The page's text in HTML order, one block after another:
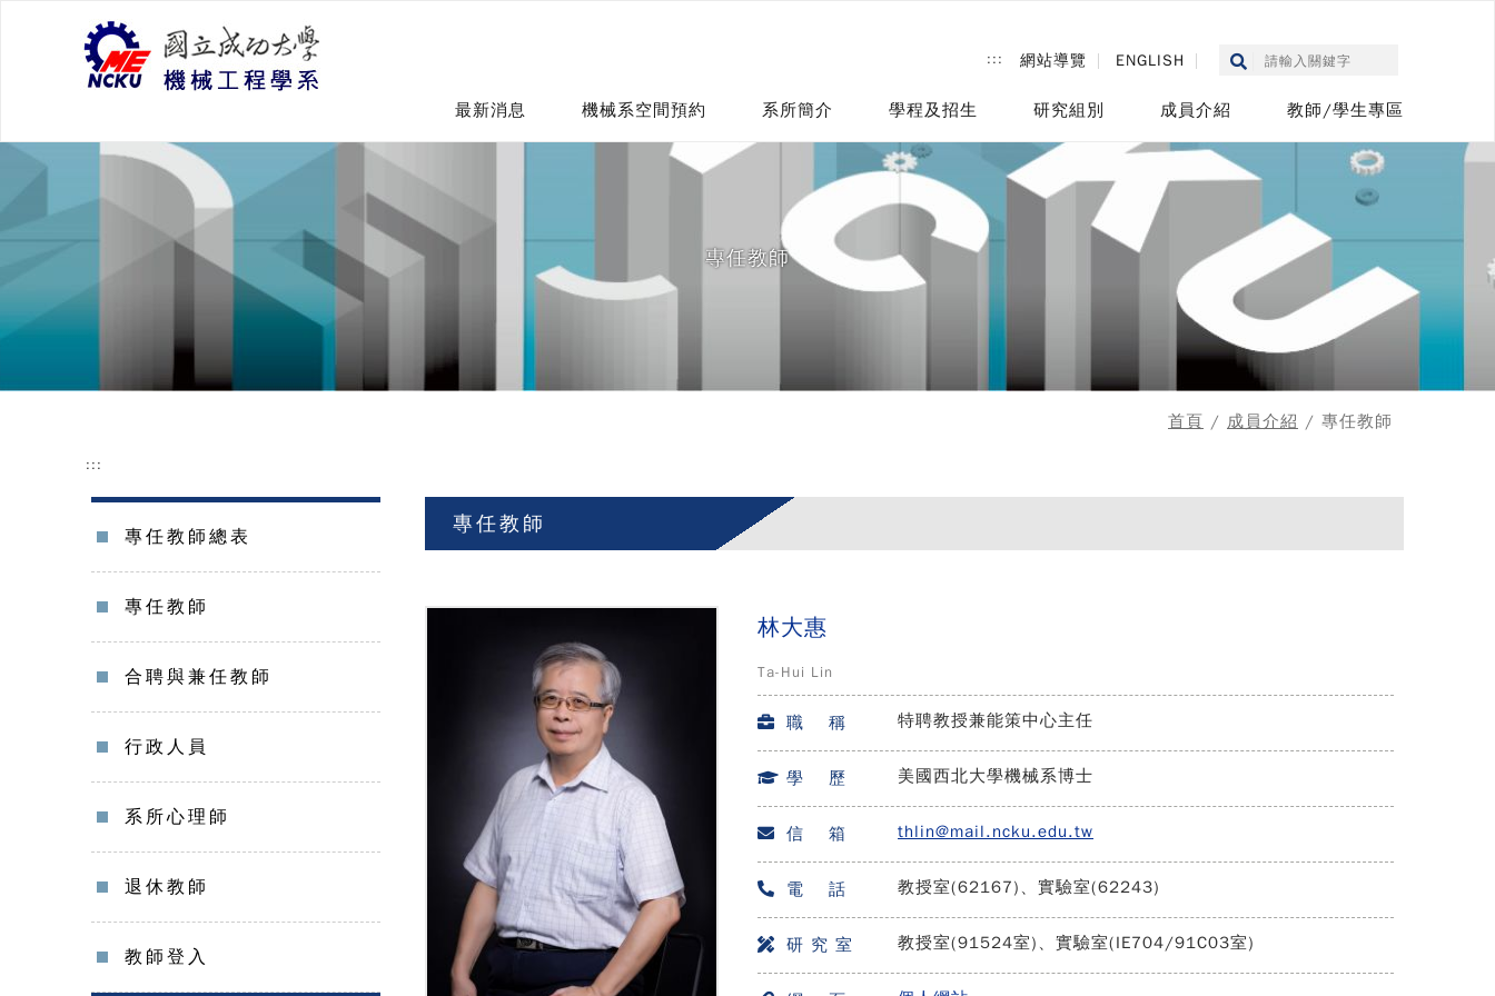
::: 網站導覽 ENGLISH
最新消息 機械系空間預約 系所簡介 學程及招生 研究組別 成員介紹 教師/學生專區
專任教師
首頁 / 成員介紹 / 專任教師
:::
專任教師總表
專任教師
合聘與兼任教師
行政人員
系所心理師
退休教師
教師登入
專任教師
林大惠
Ta-Hui Lin
職 稱 特聘教授兼能策中心主任
學 歷 美國西北大學機械系博士
信 箱 thlin@mail.ncku.edu.tw
電 話 教授室(62167)、實驗室(62243)
研 究 室 教授室(91524室)、實驗室(IE704/91C03室)